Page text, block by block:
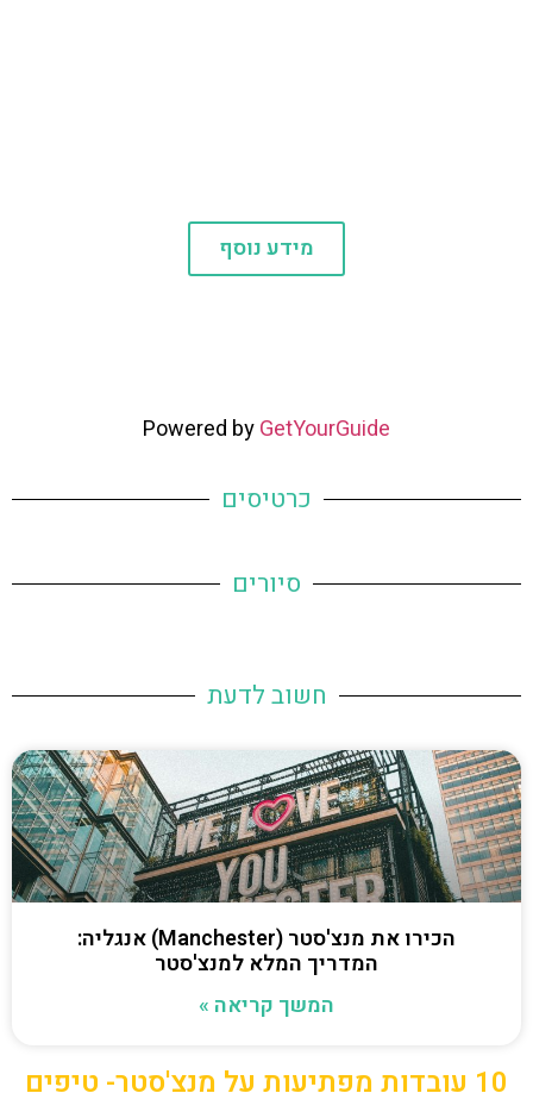
מידע נוסף
Powered byGetYourGuide
כרטיסים
סיורים
חשוב לדעת
הכירו את מנצ'סטר (Manchester) אנגליה:
המדריך המלא למנצ'סטר
המשך קריאה »
10 עובדות מפתיעות על מנצ'סטר- טיפים